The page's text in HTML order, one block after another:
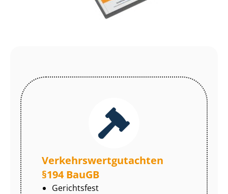
Ver­kehrs­wert­gut­ach­ten
§194 BauGB
Gerichtsfest